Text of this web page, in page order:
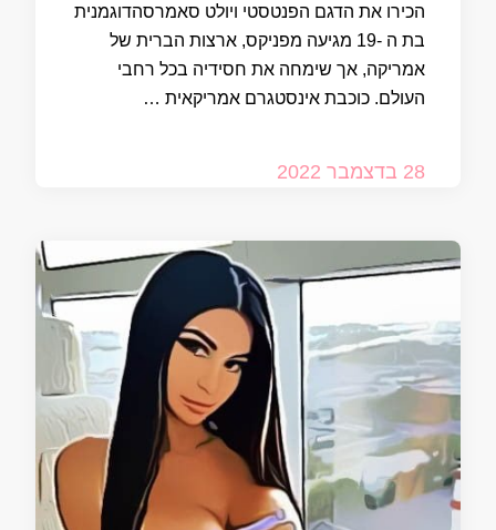
הכירו את הדגם הפנטסטי ויולט סאמרסהדוגמנית
בת ה -19 מגיעה מפניקס, ארצות הברית של
אמריקה, אך שימחה את חסידיה בכל רחבי
העולם. כוכבת אינסטגרם אמריקאית …
28 בדצמבר 2022